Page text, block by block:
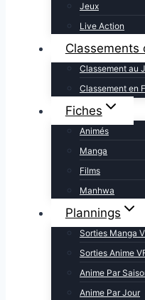
Jeux
Live Action
Classements
Classement au
Classement en
Fiches
Animés
Manga
Films
Manhwa
Plannings
Sorties Manga
Sorties Anime
Anime Par
Anime Par Jour